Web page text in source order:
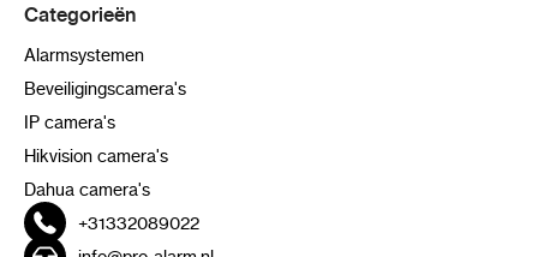
Categorieën
Alarmsystemen
Beveiligingscamera's
IP camera's
Hikvision camera's
Dahua camera's
+31332089022